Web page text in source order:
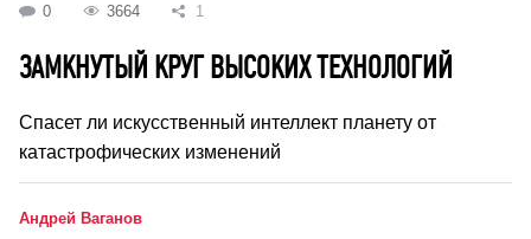
0 3664 1
ЗАМКНУТЫЙ КРУГ ВЫСОКИХ ТЕХНОЛОГИЙ
Спасет ли искусственный интеллект планету от
катастрофических изменений
Андрей Ваганов